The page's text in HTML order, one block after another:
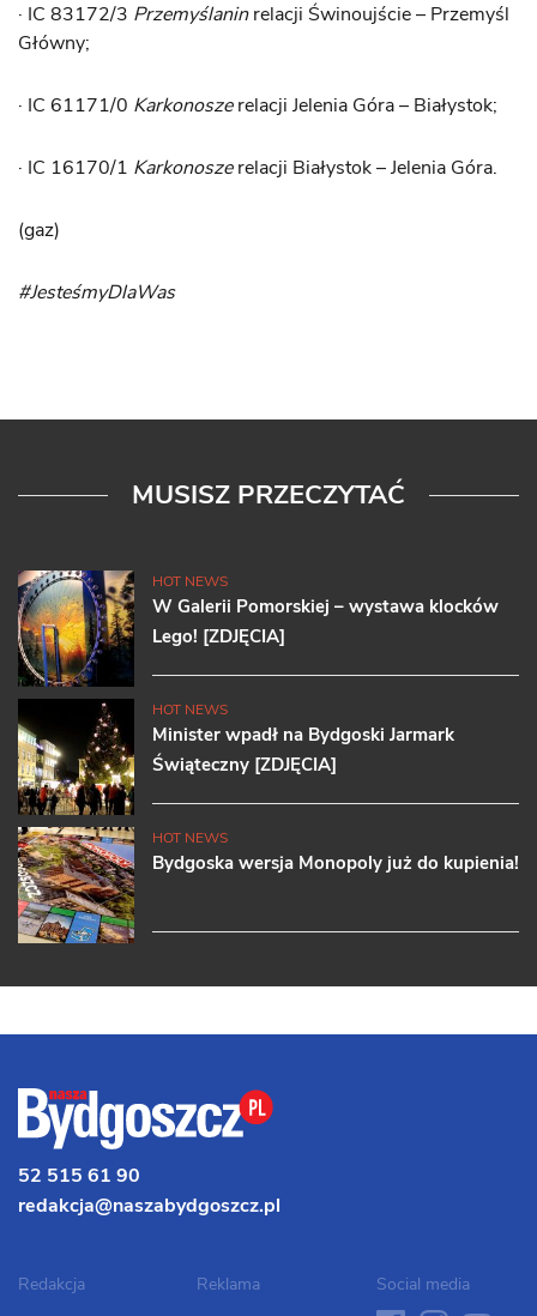
· IC 83172/3 Przemyślaninrelacji Świnoujście – Przemyśl
Główny;
· IC 61171/0 Karkonoszerelacji Jelenia Góra – Białystok;
· IC 16170/1 Karkonoszerelacji Białystok – Jelenia Góra.
(gaz)
#JesteśmyDlaWas
MUSISZ PRZECZYTAĆ
HOT NEWS
W Galerii Pomorskiej – wystawa klocków
Lego! [ZDJĘCIA]
HOT NEWS
Minister wpadł na Bydgoski Jarmark
Świąteczny [ZDJĘCIA]
HOT NEWS
Bydgoska wersja Monopoly już do kupienia!
52 515 61 90
redakcja@naszabydgoszcz.pl
Redakcja
Reklama
Social media